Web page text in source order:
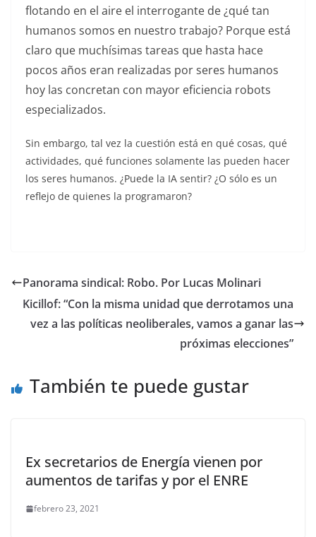
flotando en el aire el interrogante de ¿qué tan
humanos somos en nuestro trabajo? Porque está
claro que muchísimas tareas que hasta hace
pocos años eran realizadas por seres humanos
hoy las concretan con mayor eficiencia robots
especializados.
Sin embargo, tal vez la cuestión está en qué cosas, qué
actividades, qué funciones solamente las pueden hacer
los seres humanos. ¿Puede la IA sentir? ¿O sólo es un
reflejo de quienes la programaron?
Panorama sindical: Robo. Por Lucas Molinari
Kicillof: “Con la misma unidad que derrotamos una
vez a las políticas neoliberales, vamos a ganar las
próximas elecciones”
También te puede gustar
Ex secretarios de Energía vienen por
aumentos de tarifas y por el ENRE
febrero 23, 2021